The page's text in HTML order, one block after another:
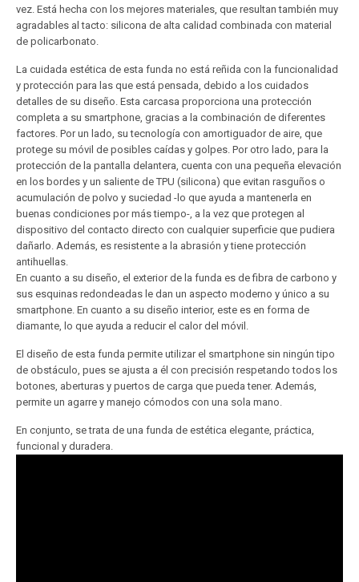
vez. Está hecha con los mejores materiales, que resultan también muy
agradables al tacto: silicona de alta calidad combinada con material
de policarbonato.
La cuidada estética de esta funda no está reñida con la funcionalidad
y protección para las que está pensada, debido a los cuidados
detalles de su diseño. Esta carcasa proporciona una protección
completa a su smartphone, gracias a la combinación de diferentes
factores. Por un lado, su tecnología con amortiguador de aire, que
protege su móvil de posibles caídas y golpes. Por otro lado, para la
protección de la pantalla delantera, cuenta con una pequeña elevación
en los bordes y un saliente de TPU (silicona) que evitan rasguños o
acumulación de polvo y suciedad -lo que ayuda a mantenerla en
buenas condiciones por más tiempo-, a la vez que protegen al
dispositivo del contacto directo con cualquier superficie que pudiera
dañarlo. Además, es resistente a la abrasión y tiene protección
antihuellas.
En cuanto a su diseño, el exterior de la funda es de fibra de carbono y
sus esquinas redondeadas le dan un aspecto moderno y único a su
smartphone. En cuanto a su diseño interior, este es en forma de
diamante, lo que ayuda a reducir el calor del móvil.
El diseño de esta funda permite utilizar el smartphone sin ningún tipo
de obstáculo, pues se ajusta a él con precisión respetando todos los
botones, aberturas y puertos de carga que pueda tener. Además,
permite un agarre y manejo cómodos con una sola mano.
En conjunto, se trata de una funda de estética elegante, práctica,
funcional y duradera.